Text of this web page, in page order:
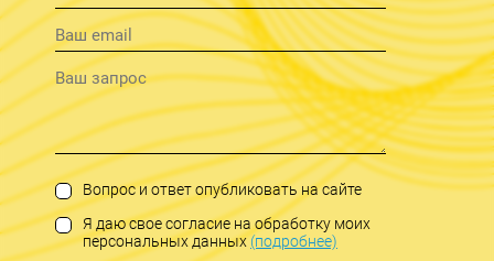
Вопрос и ответ опубликовать на сайте
Я даю свое согласие на обработку моих
персональных данных(подробнее)